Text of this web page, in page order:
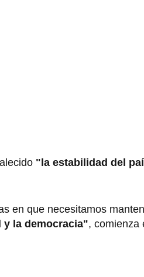
"la estabilidad del
en que necesitamos
y la democracia", comienza